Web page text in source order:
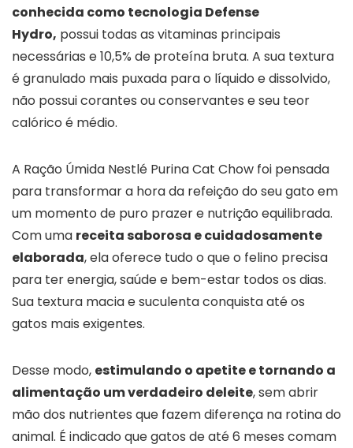
conhecida como tecnologia Defense
Hydro, possui todas as vitaminas principais
necessárias e 10,5% de proteína bruta. A sua textura
é granulado mais puxada para o líquido e dissolvido,
não possui corantes ou conservantes e seu teor
calórico é médio.
A Ração Úmida Nestlé Purina Cat Chow foi pensada
para transformar a hora da refeição do seu gato em
um momento de puro prazer e nutrição equilibrada.
Com uma receita saborosa e cuidadosamente
elaborada, ela oferece tudo o que o felino precisa
para ter energia, saúde e bem-estar todos os dias.
Sua textura macia e suculenta conquista até os
gatos mais exigentes.
Desse modo, estimulando o apetite e tornando a
alimentação um verdadeiro deleite, sem abrir
mão dos nutrientes que fazem diferença na rotina do
animal. É indicado que gatos de até 6 meses comam